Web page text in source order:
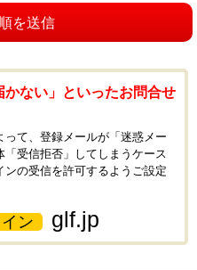
を送信
かない」といったお問合せ
て、登録メールが「迷惑メー
受信拒否」してしまうケース
の受信を許可するようご設定
ン glf.jp